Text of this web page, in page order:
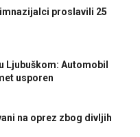
proslavili 25
Ljubuškom: Automobil
usporen
na oprez zbog divljih